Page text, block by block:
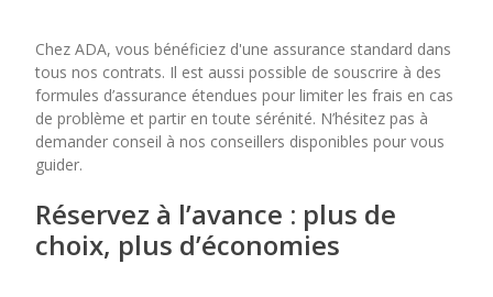
Chez ADA, vous bénéficiez d'une assurance standard dans
tous nos contrats. Il est aussi possible de souscrire à des
formules d’assurance étendues pour limiter les frais en cas
de problème et partir en toute sérénité. N’hésitez pas à
demander conseil à nos conseillers disponibles pour vous
guider.
Réservez à l’avance : plus de
choix, plus d’économies